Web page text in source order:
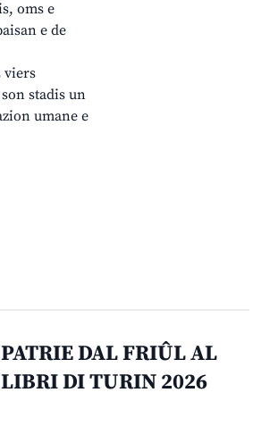
oms e
e de
viers
stadis un
umane e
DAL FRIÛL AL
DI TURIN 2026